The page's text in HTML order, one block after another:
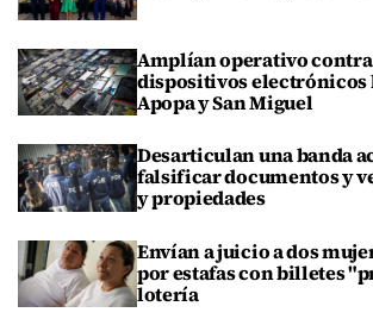
Amplían operativo
dispositivos electrónicos
Apopa y San Miguel
Desarticulan una banda
falsificar documentos y
y propiedades
Envían a juicio a dos
por estafas con billetes
lotería